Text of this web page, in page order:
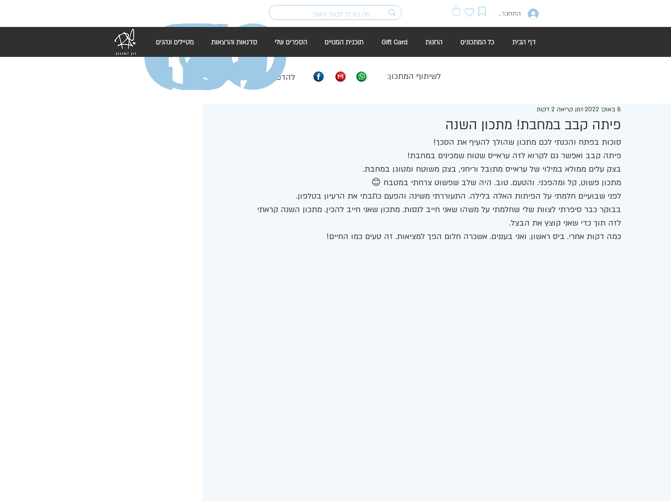
התחברות
דף הבית כל המתכונים החנות Gift Card תוכנית המנויים הספרים שלי סדנאות והרצאות מטיילים ונהנים
להדפסה: לשיתוף המתכון:
פיתה קבב במחבת! מתכון השנה
8 באוק׳ 2022 זמן קריאה 2 דקות
סוכות בפתח והכנתי לכם מתכון שהולך להעיף את הסכך!
פיתה קבב ואפשר גם לקרוא לזה עראייס שטוח שמכינים במחבת!
בצק עלים ממולא במילוי של עראייס מתובל וריחני, בצק משוטח ומטוגן במחבת.
מתכון פשוט, קל ומהפכני. והטעם. טוב. היה שלב שפשוט צרחתי במטבח 😊
לפני שבועיים חלמתי על הפיתות האלה בלילה. התעוררתי משינה והפעם כתבתי את הרעיון בטלפון.
בבוקר כבר סיפרתי לצוות שלי שחלמתי על משהו שאני חייב לנסות. מתכון שאני חייב להכין. מתכון השנה קראתי
לזה תוך כדי שאני קוצץ את הבצל.
כמה דקות אחרי. ביס ראשון. ואני בעננים. אשכרה חלום הפך למציאות. זה טעים כמו החיים!